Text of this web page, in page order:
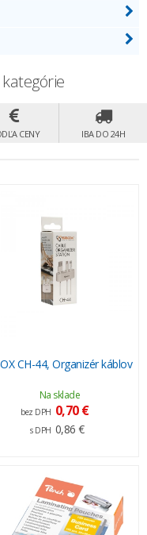
CENY IBA DO 24H
CH-44, Organizér káblov
Na sklade
bez DPH 0,70 €
s DPH 0,86 €